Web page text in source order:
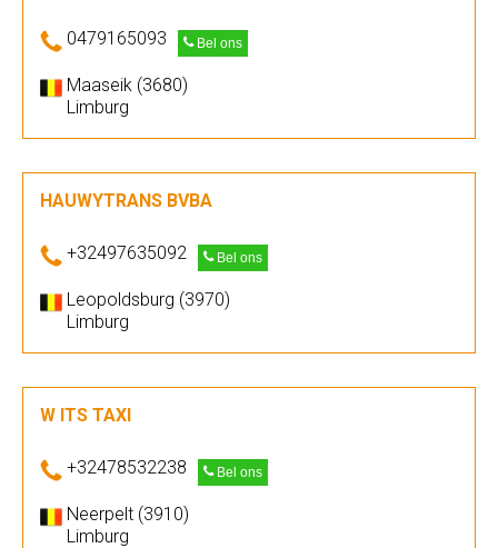
0479165093 Bel ons
Maaseik (3680)
Limburg
HAUWYTRANS BVBA
+32497635092 Bel ons
Leopoldsburg (3970)
Limburg
W ITS TAXI
+32478532238 Bel ons
Neerpelt (3910)
Limburg